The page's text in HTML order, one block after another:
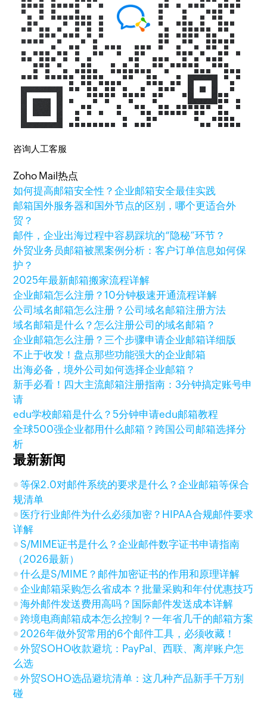
咨询人工客服
Zoho Mail热点
如何提高邮箱安全性？企业邮箱安全最佳实践
邮箱国外服务器和国外节点的区别，哪个更适合外
贸？
邮件，企业出海过程中容易踩坑的“隐秘”环节？
外贸业务员邮箱被黑案例分析：客户订单信息如何保
护？
2025年最新邮箱搬家流程详解
企业邮箱怎么注册？10分钟极速开通流程详解
公司域名邮箱怎么注册？公司域名邮箱注册方法
域名邮箱是什么？怎么注册公司的域名邮箱？
企业邮箱怎么注册？三个步骤申请企业邮箱详细版
不止于收发！盘点那些功能强大的企业邮箱
出海必备，境外公司如何选择企业邮箱？
新手必看！四大主流邮箱注册指南：3分钟搞定账号申
请
edu学校邮箱是什么？5分钟申请edu邮箱教程
全球500强企业都用什么邮箱？跨国公司邮箱选择分
析
最新新闻
等保2.0对邮件系统的要求是什么？企业邮箱等保合
规清单
医疗行业邮件为什么必须加密？HIPAA合规邮件要求
详解
S/MIME证书是什么？企业邮件数字证书申请指南
（2026最新）
什么是S/MIME？邮件加密证书的作用和原理详解
企业邮箱采购怎么省成本？批量采购和年付优惠技巧
海外邮件发送费用高吗？国际邮件发送成本详解
跨境电商邮箱成本怎么控制？一年省几千的邮箱方案
2026年做外贸常用的6个邮件工具，必须收藏！
外贸SOHO收款避坑：PayPal、西联、离岸账户怎
么选
外贸SOHO选品避坑清单：这几种产品新手千万别
碰